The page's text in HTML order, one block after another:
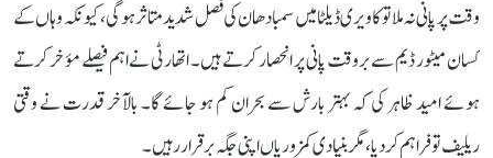
وقت پر پانی نہ ملا تو کاویری ڈیلٹا میں سمبا دھان کی فصل شدید متاثر ہوگی، کیونکہ وہاں کے
کسان میٹور ڈیم سے بروقت پانی پر انحصار کرتے ہیں۔ اتھارٹی نے اہم فیصلے مؤخر کرتے
ہوئے امید ظاہر کی کہ بہتر بارش سے بحران کم ہو جائے گا۔ بالآخر قدرت نے وقتی
ریلیف تو فراہم کر دیا، مگر بنیادی کمزوریاں اپنی جگہ برقرار رہیں۔